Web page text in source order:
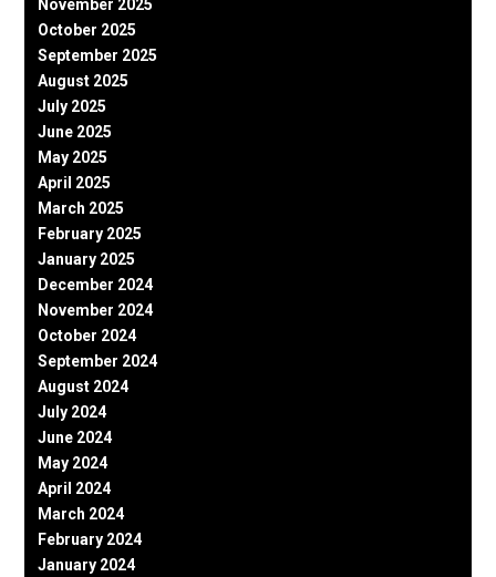
November 2025
October 2025
September 2025
August 2025
July 2025
June 2025
May 2025
April 2025
March 2025
February 2025
January 2025
December 2024
November 2024
October 2024
September 2024
August 2024
July 2024
June 2024
May 2024
April 2024
March 2024
February 2024
January 2024